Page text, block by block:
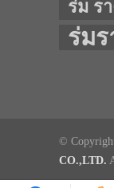
ร่ม ร
ร่มร
©
CO.,LTD.